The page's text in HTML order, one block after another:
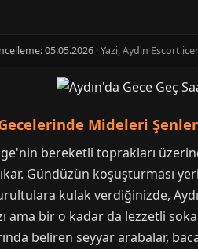
05.05.2026 · Yazi, Aydın Escort
Mideleri
bereketli toprakları
Gündüzün koşuşturması
kulak verdiğinizde,
ama bir o kadar da lezzetli
beliren seyyar arabalar,